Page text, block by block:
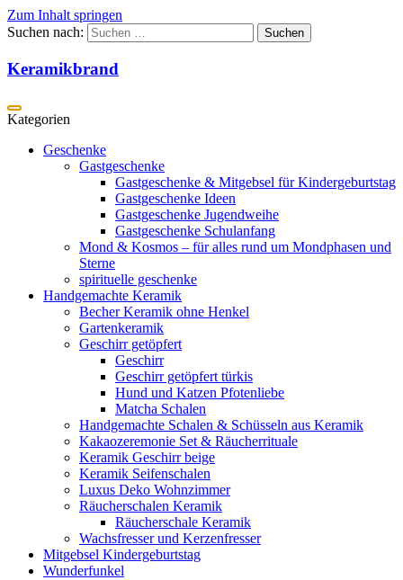
Zum Inhalt springen
Suchen nach:
Keramikbrand
Geschenke
Gastgeschenke
Gastgeschenke & Mitgebsel für Kindergeburtstag
Gastgeschenke Ideen
Gastgeschenke Jugendweihe
Gastgeschenke Schulanfang
Mond & Kosmos – für alles rund um Mondphasen und
Sterne
spirituelle geschenke
Handgemachte Keramik
Becher Keramik ohne Henkel
Gartenkeramik
Geschirr getöpfert
Geschirr
Geschirr getöpfert türkis
Hund und Katzen Pfotenliebe
Matcha Schalen
Handgemachte Schalen & Schüsseln aus Keramik
Kakaozeremonie Set & Räucherrituale
Keramik Geschirr beige
Keramik Seifenschalen
Luxus Deko Wohnzimmer
Räucherschalen Keramik
Räucherschale Keramik
Wachsfresser und Kerzenfresser
Mitgebsel Kindergeburtstag
Wunderfunkel